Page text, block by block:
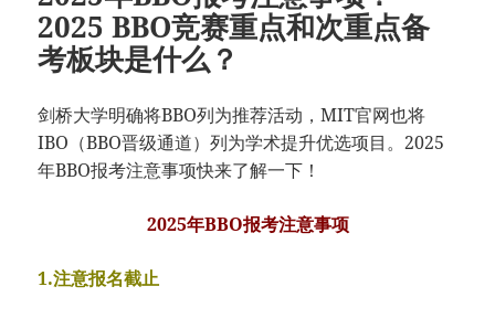
2025 BBO竞赛重点和次重点备
考板块是什么？
剑桥大学明确将BBO列为推荐活动，MIT官网也将
IBO（BBO晋级通道）列为学术提升优选项目。2025
年BBO报考注意事项快来了解一下！
2025年BBO报考注意事项
1.注意报名截止